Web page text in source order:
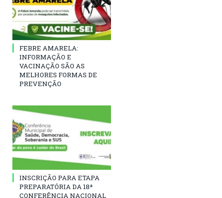
FEBRE AMARELA:
INFORMAÇÃO E
VACINAÇÃO SÃO AS
MELHORES FORMAS DE
PREVENÇÃO
INSCRIÇÃO PARA ETAPA
PREPARATÓRIA DA 18ª
CONFERÊNCIA NACIONAL